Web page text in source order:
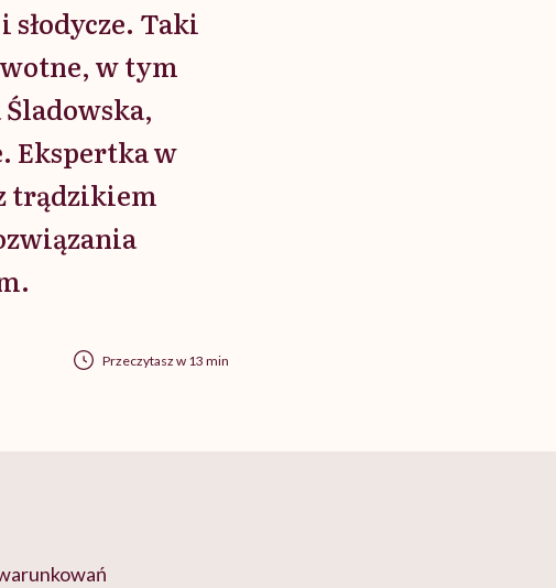
Taki
w tym
Ekspertka w
trądzikiem
Przeczytasz w 13 min